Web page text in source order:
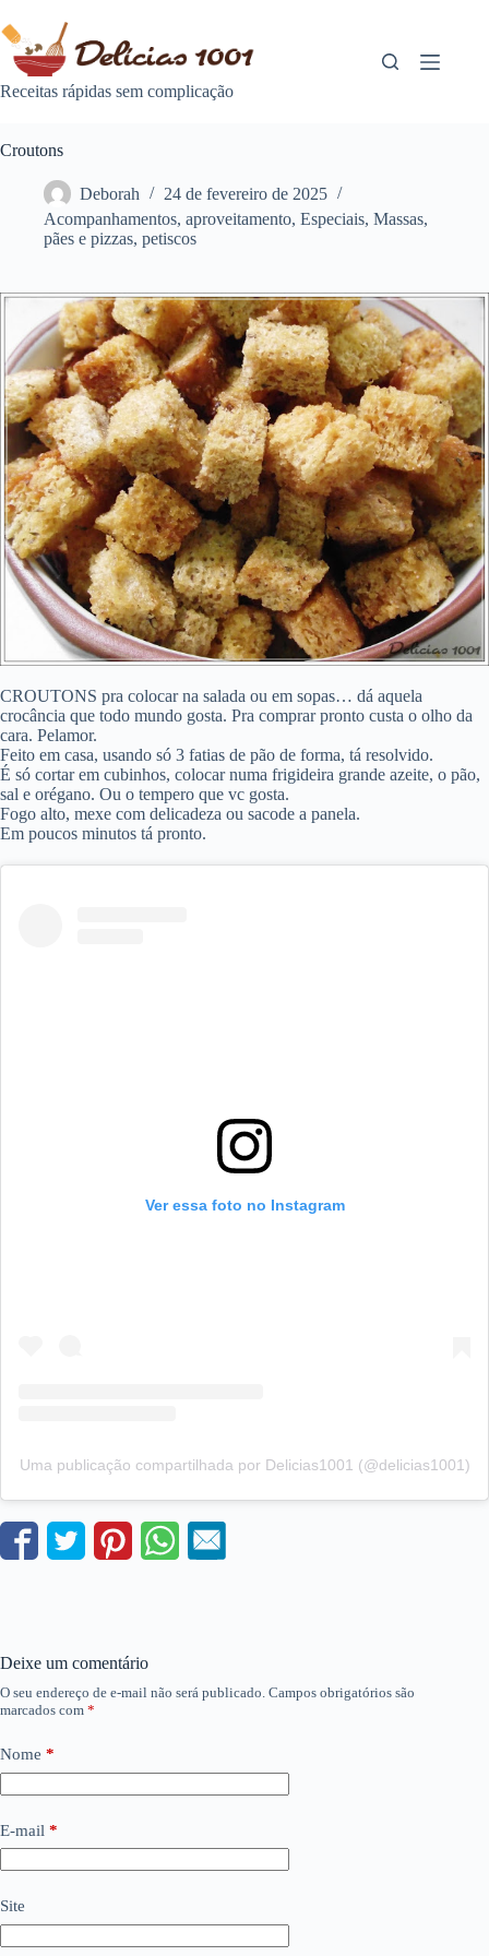
para
conteúdo
Receitas rápidas sem complicação
Croutons
Deborah
24 de fevereiro de 2025
Acompanhamentos, aproveitamento, Especiais, Massas,
pães e pizzas, petiscos
CROUTONS pra colocar na salada ou em sopas… dá aquela
crocância que todo mundo gosta. Pra comprar pronto custa o olho da
cara. Pelamor.
Feito em casa, usando só 3 fatias de pão de forma, tá resolvido.
É só cortar em cubinhos, colocar numa frigideira grande azeite, o pão,
sal e orégano. Ou o tempero que vc gosta.
Fogo alto, mexe com delicadeza ou sacode a panela.
Em poucos minutos tá pronto.
Ver essa foto no Instagram
Uma publicação compartilhada por Delicias1001 (@delicias1001)
Deixe um comentário
O seu endereço de e-mail não será publicado. Campos obrigatórios são
marcados com *
Nome *
E-mail *
Site